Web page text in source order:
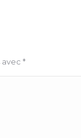
avec *